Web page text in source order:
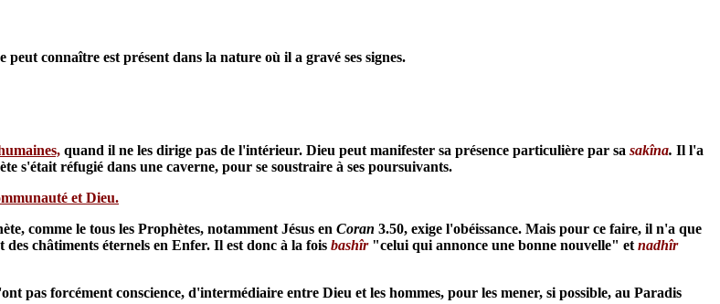
connaître est présent dans la nature où il a gravé ses signes.
quand il ne les dirige pas de l'intérieur. Dieu peut manifester sa présence particulière par sa sakîna. Il l'a
s'était réfugié dans une caverne, pour se soustraire à ses poursuivants.
et Dieu.
comme le tous les Prophètes, notamment Jésus en Coran 3.50, exige l'obéissance. Mais pour ce faire, il n'a que
châtiments éternels en Enfer. Il est donc à la fois bashîr"celui qui annonce une bonne nouvelle" et nadhîr
pas forcément conscience, d'intermédiaire entre Dieu et les hommes, pour les mener, si possible, au Paradis